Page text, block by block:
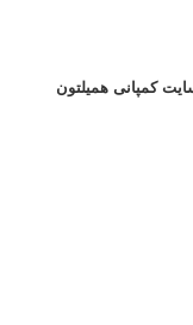
کمپانی همیلتون